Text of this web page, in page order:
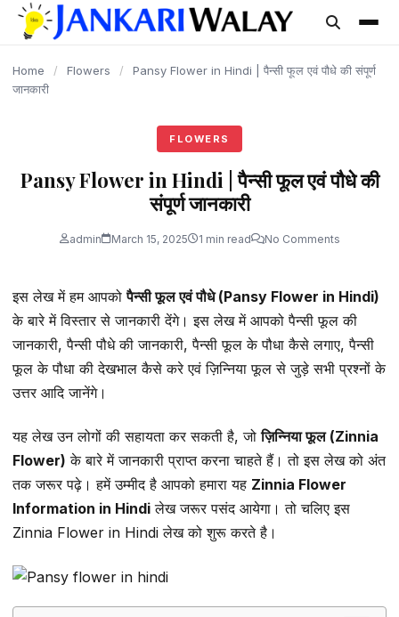
content
Home / Flowers /
Pansy Flower in Hindi | पैन्सी फूल एवं पौधे की संपूर्ण
जानकारी
FLOWERS
Pansy Flower in Hindi | पैन्सी फूल एवं पौधे की
संपूर्ण जानकारी
admin March 15, 2025 1 min read No Comments
इस लेख में हम आपकोपैन्सी फूल एवं पौधे (Pansy Flower in Hindi)
के बारे में विस्तार से जानकारी देंगे। इस लेख में आपको पैन्सी फूल की
जानकारी, पैन्सी पौधे की जानकारी, पैन्सी फूल के पौधा कैसे लगाए, पैन्सी
फूल के पौधा की देखभाल कैसे करे एवं ज़िन्निया फूल से जुड़े सभी प्रश्नों के
उत्तर आदि जानेंगे।
यह लेख उन लोगों की सहायता कर सकती है, जोज़िन्निया फूल (Zinnia
Flower) के बारे में जानकारी प्राप्त करना चाहते हैं। तो इस लेख को अंत
तक जरूर पढ़े। हमें उम्मीद है आपको हमारा यह Zinnia Flower
Information in Hindi लेख जरूर पसंद आयेगा। तो चलिए इस
Zinnia Flower in Hindi लेख को शुरू करते है।